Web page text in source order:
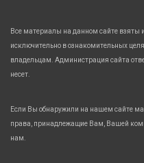
Все материалы на данном сайте взяты
исключительно в ознакомительных
владельцам. Администрация сайта
несет.
Если Вы обнаружили на нашем сайте
права, принадлежащие Вам, Вашей
нам.